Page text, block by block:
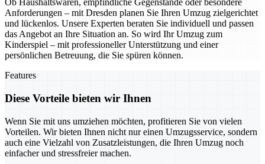
Ob Haushaltswaren, empfindliche Gegenstände oder besondere
Anforderungen – mit Dresden planen Sie Ihren Umzug zielgerichtet
und lückenlos. Unsere Experten beraten Sie individuell und passen
das Angebot an Ihre Situation an. So wird Ihr Umzug zum
Kinderspiel – mit professioneller Unterstützung und einer
persönlichen Betreuung, die Sie spüren können.
Features
Diese Vorteile bieten wir Ihnen
Wenn Sie mit uns umziehen möchten, profitieren Sie von vielen
Vorteilen. Wir bieten Ihnen nicht nur einen Umzugsservice, sondern
auch eine Vielzahl von Zusatzleistungen, die Ihren Umzug noch
einfacher und stressfreier machen.